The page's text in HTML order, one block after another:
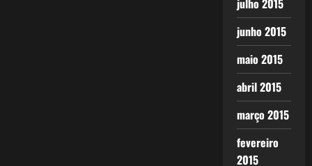
julho 2015
junho 2015
maio 2015
abril 2015
março 2015
fevereiro
2015